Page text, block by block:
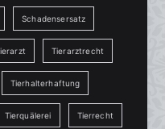
Schadensersatz
Tierarztrecht
Tierhalterhaftung
Tierquälerei Tierrecht